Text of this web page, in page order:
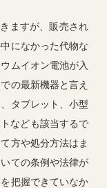
ますが、販売され
になかった代物な
ムイオン電池が入
の最新機器と言え
タブレット、小型
なども該当するで
方や処分方法はま
ての条例や法律が
把握できていなか